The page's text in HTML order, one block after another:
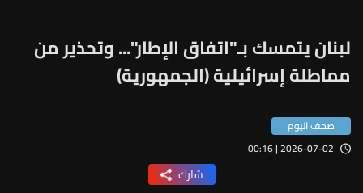
لبنان يتمسك بـ"اتفاق الإطار"... وتحذير من
مماطلة إسرائيلية (الجمهورية)
صحف اليوم
2026-07-02 | 00:16
شارك